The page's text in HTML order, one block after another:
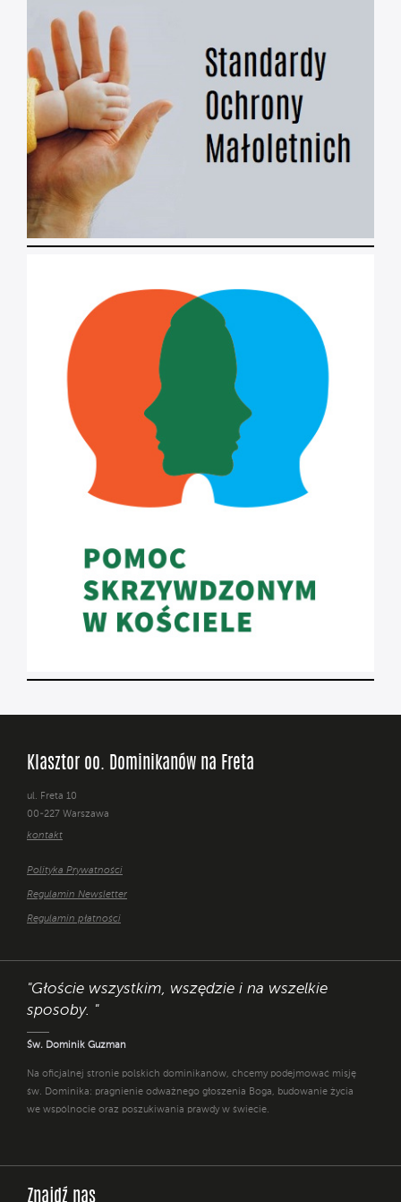
Klasztor oo. Dominikanów na Freta
ul. Freta 10
00-227 Warszawa
kontakt
Polityka Prywatności
Regulamin Newsletter
Regulamin płatności
"Głoście wszystkim, wszędzie i na wszelkie
sposoby. "
Św. Dominik Guzman
Na oficjalnej stronie polskich dominikanów, chcemy podejmować misję
św. Dominika: pragnienie odważnego głoszenia Boga, budowanie życia
we wspólnocie oraz poszukiwania prawdy w świecie.
Znajdź nas